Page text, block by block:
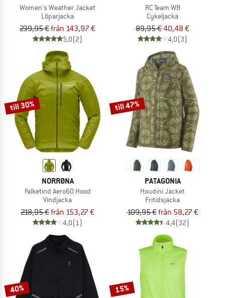
Women's Weather Jacket
Löparjacka
239,95 €från 143,97 €
5,0(2)
RC Team WB
Cykeljacka
89,95 €40,48 €
4,0(3)
till 30%
NORRØNA
Falketind Aero60 Hood
Vindjacka
218,95 €från 153,27 €
4,0(1)
till 47%
PATAGONIA
Houdini Jacket
Fritidsjacka
109,95 €från 58,27 €
4,4(32)
40% 15%